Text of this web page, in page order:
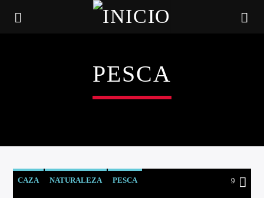
PESCA
CAZA NATURALEZA PESCA 9